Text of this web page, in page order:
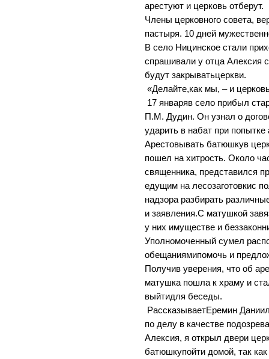
арестуют и церковь отберут.
Члены церковного совета,
пастыря. 10 дней
В село Ницинское стали
спрашивали у отца Алексия
будут закрыватьцеркви.
«Делайте,как мы, – и
17 январяв село прибыл
П.М. Дудин. Он узнал о
ударить в набат при
Арестовывать батюшкув
пошел на хитрость. Около
священника, представился
едущим на лесозаготовкис
надзора разбирать
и заявления.С матушкой
у них имуществе и
Уполномоченный сумел
обещаниямипомочь и
Получив уверения, что об
матушка пошла к храму и
выйтидля беседы.
РассказываетЕремин
по делу в качестве
Алексия, я открыл двери
батюшкупойти домой, так